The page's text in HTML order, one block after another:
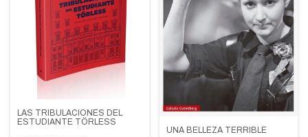
LAS TRIBULACIONES DEL
ESTUDIANTE TÖRLESS
UNA BELLEZA TERRIBLE